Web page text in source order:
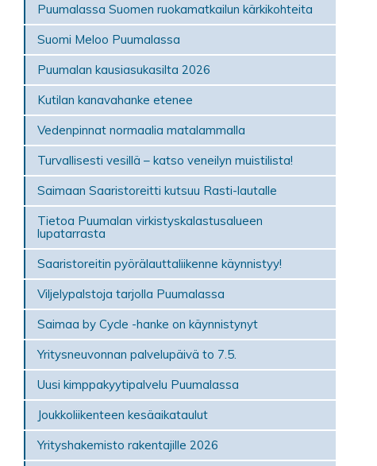
Puumalassa Suomen ruokamatkailun kärkikohteita
Suomi Meloo Puumalassa
Puumalan kausiasukasilta 2026
Kutilan kanavahanke etenee
Vedenpinnat normaalia matalammalla
Turvallisesti vesillä – katso veneilyn muistilista!
Saimaan Saaristoreitti kutsuu Rasti-lautalle
Tietoa Puumalan virkistyskalastusalueen
lupatarrasta
Saaristoreitin pyörälauttaliikenne käynnistyy!
Viljelypalstoja tarjolla Puumalassa
Saimaa by Cycle -hanke on käynnistynyt
Yritysneuvonnan palvelupäivä to 7.5.
Uusi kimppakyytipalvelu Puumalassa
Joukkoliikenteen kesäaikataulut
Yrityshakemisto rakentajille 2026